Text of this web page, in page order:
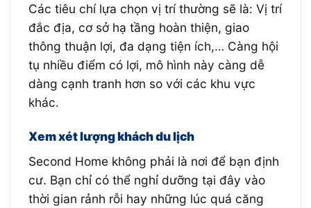
Các tiêu chí lựa chọn vị trí thường sẽ là: Vị trí
đắc địa, cơ sở hạ tầng hoàn thiện, giao
thông thuận lợi, đa dạng tiện ích,… Càng hội
tụ nhiều điểm có lợi, mô hình này càng dễ
dàng cạnh tranh hơn so với các khu vực
khác.
Xem xét lượng khách du lịch
Second Home không phải là nơi để bạn định
cư. Bạn chỉ có thể nghỉ dưỡng tại đây vào
thời gian rảnh rỗi hay những lúc quá căng